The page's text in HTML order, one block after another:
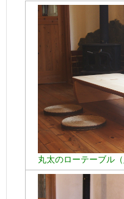
丸太のローテーブル